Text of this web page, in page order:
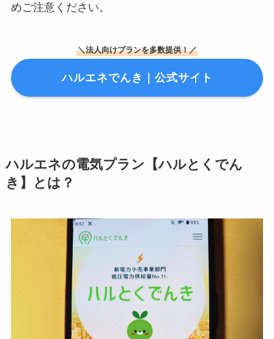
めご注意ください。
＼法人向けプランを多数提供！／
ハルエネでんき｜公式サイト
ハルエネの電気プラン【ハルとくでん
き】とは？